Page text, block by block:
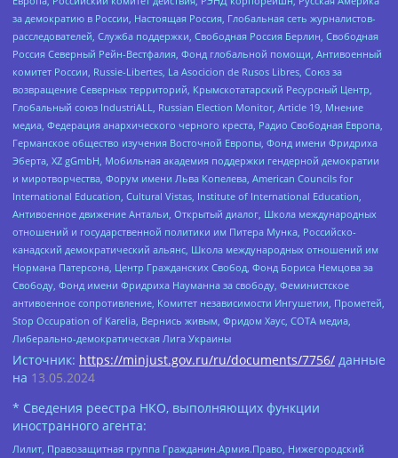
за демократию в России, Настоящая Россия, Глобальная сеть журналистов-
расследователей, Служба поддержки, Свободная Россия Берлин, Свободная
Россия Северный Рейн-Вестфалия, Фонд глобальной помощи, Антивоенный
комитет России, Russie-Libertes, La Asocicion de Rusos Libres, Союз за
возвращение Северных территорий, Крымскотатарский Ресурсный Центр,
Глобальный союз IndustriALL, Russian Election Monitor, Article 19, Мнение
медиа, Федерация анархического черного креста, Радио Свободная Европа,
Германское общество изучения Восточной Европы, Фонд имени Фридриха
Эберта, XZ gGmbH, Мобильная академия поддержки гендерной демократии
и миротворчества, Форум имени Льва Копелева, American Councils for
International Education, Cultural Vistas, Institute of International Education,
Антивоенное движение Антальи, Открытый диалог, Школа международных
отношений и государственной политики им Питера Мунка, Российско-
канадский демократический альянс, Школа международных отношений им
Нормана Патерсона, Центр Гражданских Свобод, Фонд Бориса Немцова за
Свободу, Фонд имени Фридриха Науманна за свободу, Феминистское
антивоенное сопротивление, Комитет независимости Ингушетии, Прометей,
Stop Occupation of Karelia, Вернись живым, Фридом Хаус, СОТА медиа,
Либерально-демократическая Лига Украины
Источник: https://minjust.gov.ru/ru/documents/7756/ данные
на 13.05.2024
* Сведения реестра НКО, выполняющих функции
иностранного агента:
Лилит, Правозащитная группа Гражданин.Армия.Право, Нижегородский